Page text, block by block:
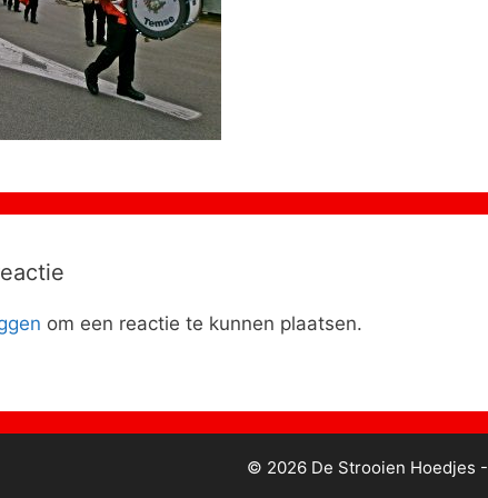
om een reactie te kunnen plaatsen.
© 2026 De Strooien Hoedjes -